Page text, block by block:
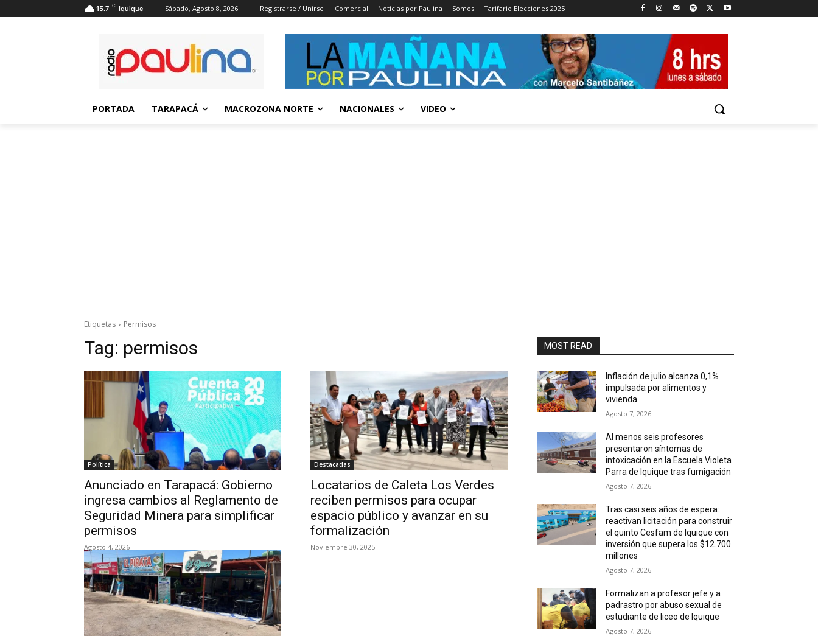
15.7 C Iquique Sábado, Agosto 8, 2026 Registrarse / Unirse Comercial Noticias por Paulina Somos Tarifario Elecciones 2025
PORTADA TARAPACÁ MACROZONA NORTE NACIONALES VIDEO
Etiquetas Permisos
Tag: permisos
Política
Anunciado en Tarapacá: Gobierno
ingresa cambios al Reglamento de
Seguridad Minera para simplificar
permisos
Agosto 4, 2026
Destacadas
Locatarios de Caleta Los Verdes
reciben permisos para ocupar
espacio público y avanzar en su
formalización
Noviembre 30, 2025
MOST READ
Inflación de julio alcanza 0,1%
impulsada por alimentos y
vivienda
Agosto 7, 2026
Al menos seis profesores
presentaron síntomas de
intoxicación en la Escuela Violeta
Parra de Iquique tras fumigación
Agosto 7, 2026
Tras casi seis años de espera:
reactivan licitación para construir
el quinto Cesfam de Iquique con
inversión que supera los $12.700
millones
Agosto 7, 2026
Formalizan a profesor jefe y a
padrastro por abuso sexual de
estudiante de liceo de Iquique
Agosto 7, 2026